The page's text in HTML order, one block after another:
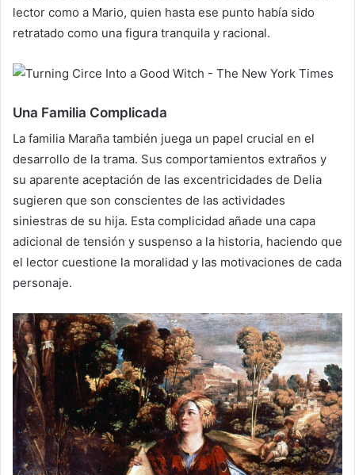
lector como a Mario, quien hasta ese punto había sido
retratado como una figura tranquila y racional.
Una Familia Complicada
La familia Maraña también juega un papel crucial en el
desarrollo de la trama. Sus comportamientos extraños y
su aparente aceptación de las excentricidades de Delia
sugieren que son conscientes de las actividades
siniestras de su hija. Esta complicidad añade una capa
adicional de tensión y suspenso a la historia, haciendo que
el lector cuestione la moralidad y las motivaciones de cada
personaje.